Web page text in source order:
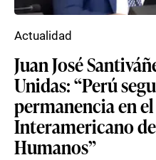
Juan José
Unidas: “Perú
permanencia en
Interamericano
Humanos”
Actualidad